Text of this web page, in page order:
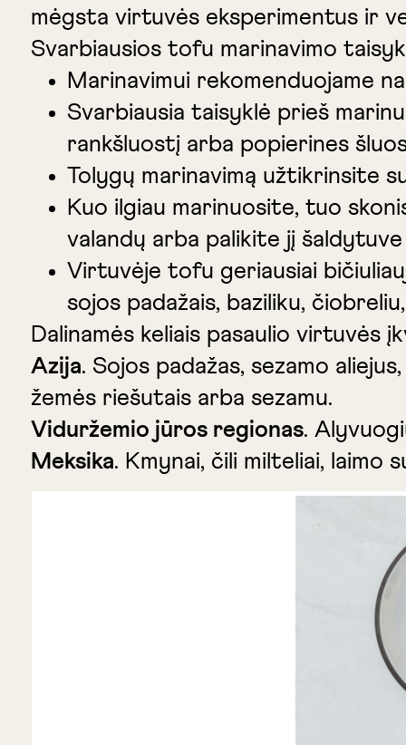
mėgsta virtuvės eksperimentus ir
Svarbiausios tofu marinavimo
Marinavimui rekomenduojame
Svarbiausia taisyklė prieš
rankšluostį arba popierines
Tolygų marinavimą užtikrinsite
Kuo ilgiau marinuosite, tuo
valandų arba palikite jį
Virtuvėje tofu geriausiai
sojos padažais, baziliku,
Dalinamės keliais pasaulio virtuvės
Azija. Sojos padažas, sezamo
žemės riešutais arba sezamu.
Viduržemio jūros regionas.
Meksika. Kmynai, čili milteliai, laimo